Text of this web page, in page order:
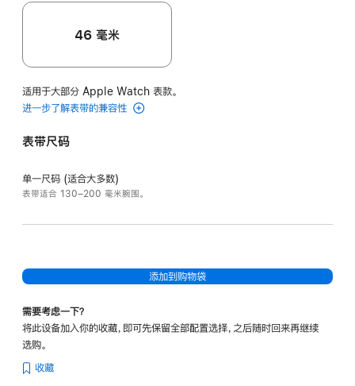
46 毫米
适用于大部分 Apple Watch 表款。
进一步了解表带的兼容性
表带尺码
单一尺码 (适合大多数)
表带适合 130–200 毫米腕围。
添加到购物袋
需要考虑一下？
将此设备加入你的收藏，即可先保留全部配置选择，之后随时回来再继续
选购。
收藏